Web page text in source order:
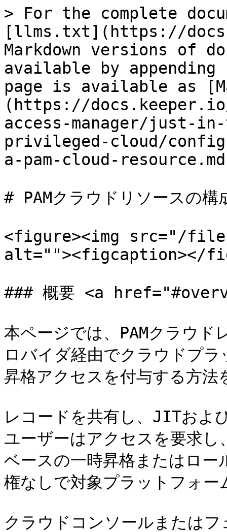
> For the complete
[llms.txt](https://
Markdown versions of
available by
page is available as
(https://
access-manager/just-
privileged-cloud/
a-pam-cloud-
# PAMクラウドリソースの構
<figure><img src="/files/
alt=""><figcaption></
### 概要 <a
本ページでは、PAMクラウ
ロバイダ経由でクラウドプ
昇格アクセスを付与する方法
レコードを共有し、JITおよ
ユーザーはアクセスを要求
ベースの一時昇格またはロー
権なしで対象プラットフォー
クラウドコンソールまたは